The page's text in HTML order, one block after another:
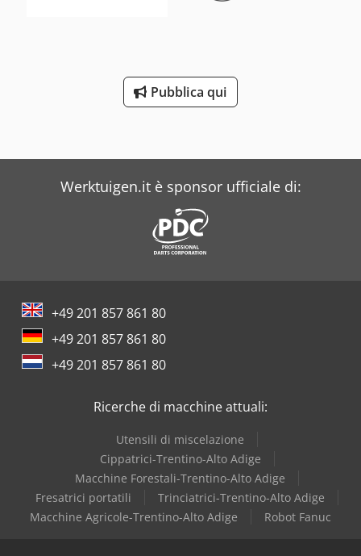
Pubblica qui
Werktuigen.it è sponsor ufficiale di:
+49 201 857 861 80
+49 201 857 861 80
+49 201 857 861 80
Ricerche di macchine attuali:
Utensili di miscelazione
Cippatrici-Trentino-Alto Adige
Macchine Forestali-Trentino-Alto Adige
Fresatrici portatili
Trinciatrici-Trentino-Alto Adige
Macchine Agricole-Trentino-Alto Adige
Robot Fanuc